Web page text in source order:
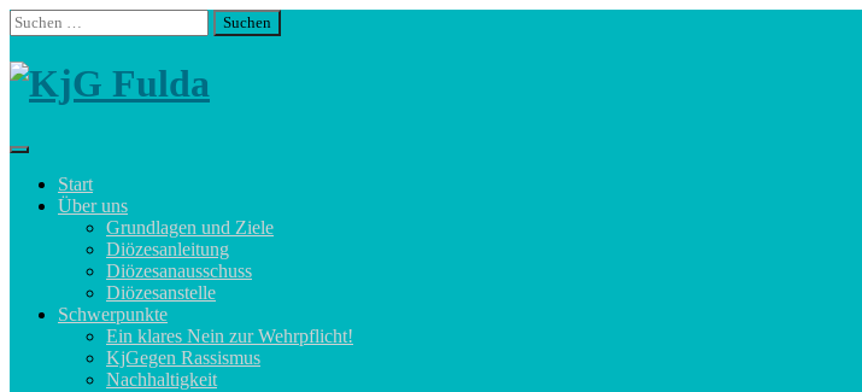
Skip
to
content
Suchen
nach:
Start
Über uns
Grundlagen und Ziele
Diözesanleitung
Diözesanausschuss
Diözesanstelle
Schwerpunkte
Ein klares Nein zur Wehrpflicht!
KjGegen Rassismus
Nachhaltigkeit